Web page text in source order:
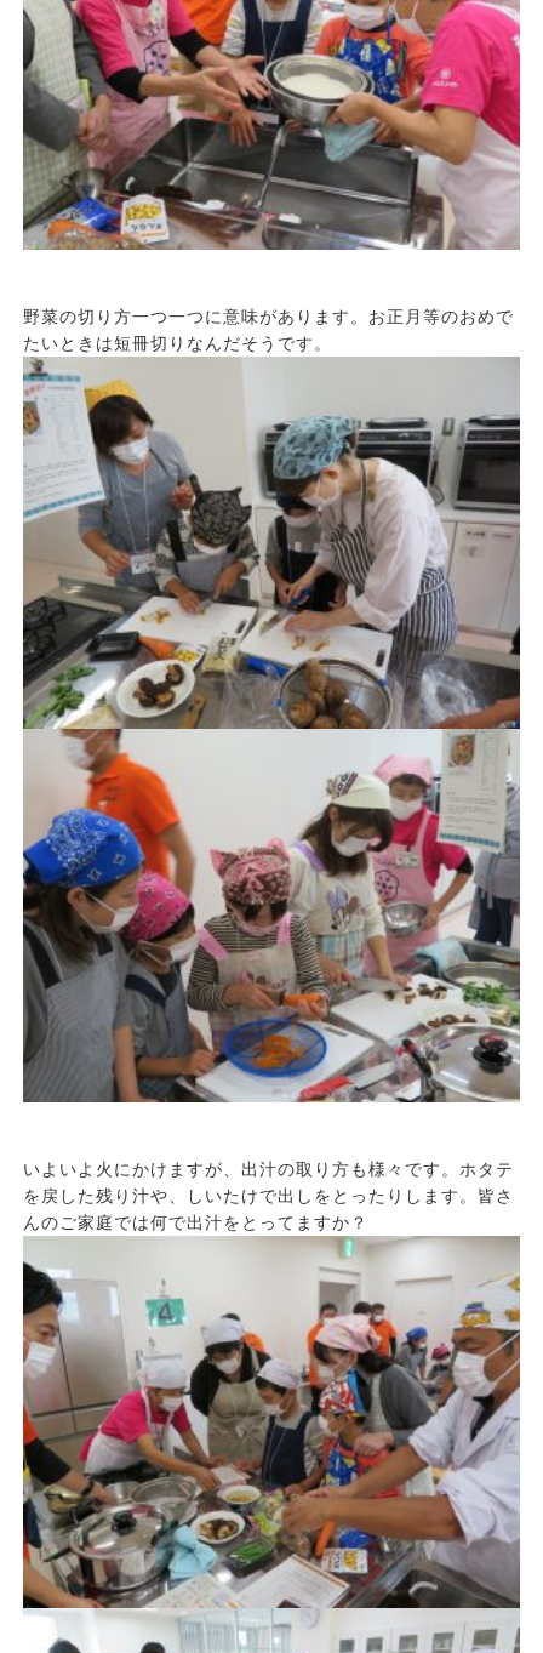
野菜の切り方一つ一つに意味があります。お正月等のおめで
たいときは短冊切りなんだそうです。
いよいよ火にかけますが、出汁の取り方も様々です。ホタテ
を戻した残り汁や、しいたけで出しをとったりします。皆さ
んのご家庭では何で出汁をとってますか？